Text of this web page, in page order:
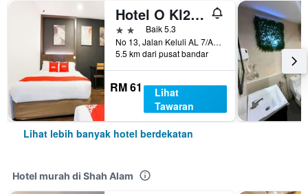
Hotel O Kl2f Rest & Go
2 bintangBaik 5.3
No 13, Jalan Keluli AL 7/AL, Pusat Perniagaan Bukit Raja, Shah Alam, Malaysia
5.5 km dari pusat bandar
RM 61
Lihat
Tawaran
Lihat lebih banyak hotel berdekatan
Hotel murah di Shah Alam